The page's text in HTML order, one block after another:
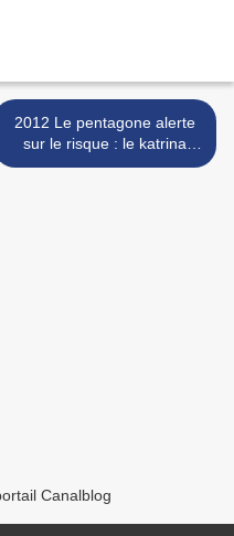
2012 Le pentagone alerte
sur le risque : le katrina
mondiale viendra du soleil >
Canalblog